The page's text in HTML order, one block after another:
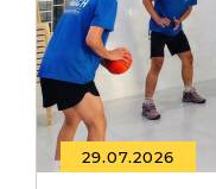
29.07.2026